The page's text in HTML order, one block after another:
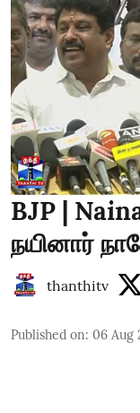
BJP |
நயினார்
thanthitv
Published on: 06 Aug